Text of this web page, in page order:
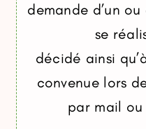
demande d’un
se
décidé ainsi
convenue lors
par mail